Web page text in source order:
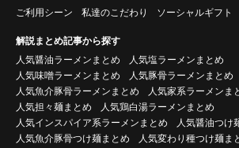
ご利用シーン
私達のこだわり ソーシャルギフト
解説まとめ記事から探す
人気醤油ラーメンまとめ
人気塩ラーメンまとめ
人気味噌ラーメンまとめ
人気豚骨ラーメンまとめ
人気魚介豚骨ラーメンまとめ
人気家系ラーメンま
人気担々麺まとめ
人気鶏白湯ラーメンまとめ
人気インスパイア系ラーメンまとめ
人気醤油つけ
人気魚介豚骨つけ麺まとめ
人気変わり種つけ麺ま